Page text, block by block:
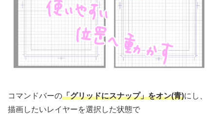
コマンドバーの「グリッドにスナップ」をオン(青)にし、
描画したいレイヤーを選択した状態で